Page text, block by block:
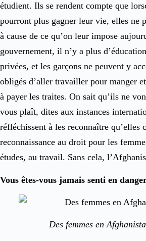
étudient. Ils se rendent compte que
pourront plus gagner leur vie, elles ne
à cause de ce qu’on leur impose
gouvernement, il n’y a plus
privées, et les garçons ne peuvent y
obligés d’aller travailler pour manger
à payer les traites. On sait qu’ils ne
vous plaît, dites aux instances
réfléchissent à les reconnaître qu’elles
reconnaissance au droit pour les
études, au travail. Sans cela,
Vous êtes-vous jamais senti en
Des femmes en